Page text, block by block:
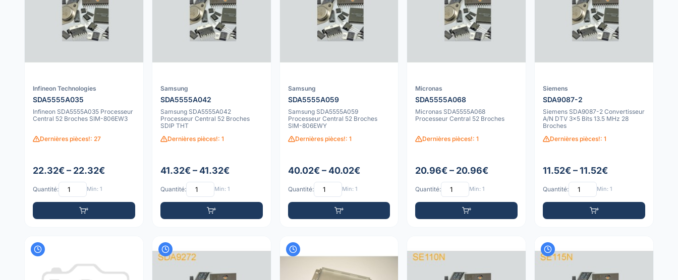
Infineon Technologies
SDA5555A035
Infineon SDA5555A035 Processeur
Central 52 Broches SIM-806EW3
Dernières pièces!: 27
22.32€ – 22.32€
Quantité: Min: 1
Samsung
SDA5555A042
Samsung SDA5555A042
Processeur Central 52 Broches
SDIP THT
Dernières pièces!: 1
41.32€ – 41.32€
Quantité: Min: 1
Samsung
SDA5555A059
Samsung SDA5555A059
Processeur Central 52 Broches
SIM-806EWY
Dernières pièces!: 1
40.02€ – 40.02€
Quantité: Min: 1
Micronas
SDA5555A068
Micronas SDA5555A068
Processeur Central 52 Broches
Dernières pièces!: 1
20.96€ – 20.96€
Quantité: Min: 1
Siemens
SDA9087-2
Siemens SDA9087-2 Convertisseur
A/N DTV 3x5 Bits 13.5 MHz 28
Broches
Dernières pièces!: 1
11.52€ – 11.52€
Quantité: Min: 1